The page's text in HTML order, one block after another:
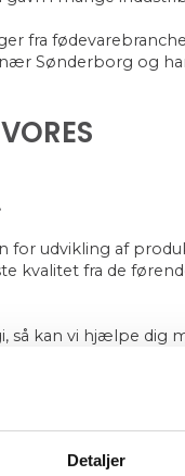
Detaljer
fra
Sønderborg og
for udvikling af
kvalitet fra de
så kan vi hjælpe dig
og vores
så modtager vi